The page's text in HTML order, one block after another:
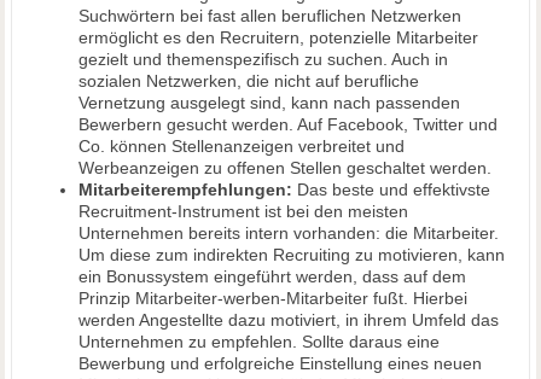
Suchwörtern bei fast allen beruflichen Netzwerken
ermöglicht es den Recruitern, potenzielle Mitarbeiter
gezielt und themenspezifisch zu suchen. Auch in
sozialen Netzwerken, die nicht auf berufliche
Vernetzung ausgelegt sind, kann nach passenden
Bewerbern gesucht werden. Auf Facebook, Twitter und
Co. können Stellenanzeigen verbreitet und
Werbeanzeigen zu offenen Stellen geschaltet werden.
Mitarbeiterempfehlungen: Das beste und effektivste
Recruitment-Instrument ist bei den meisten
Unternehmen bereits intern vorhanden: die Mitarbeiter.
Um diese zum indirekten Recruiting zu motivieren, kann
ein Bonussystem eingeführt werden, dass auf dem
Prinzip Mitarbeiter-werben-Mitarbeiter fußt. Hierbei
werden Angestellte dazu motiviert, in ihrem Umfeld das
Unternehmen zu empfehlen. Sollte daraus eine
Bewerbung und erfolgreiche Einstellung eines neuen